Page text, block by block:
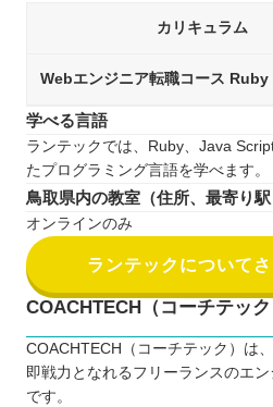
カリキュラム
Webエンジニア転職コース
学べる言語
ランテックでは、Ruby、Java
たプログラミング言語を学べます。
鳥取県内の教室（住所、最寄り駅
オンラインのみ
ランテックについて
COACHTECH（コーチテック
COACHTECH（コーチテック）は
即戦力となれるフリーランスのエ
です。